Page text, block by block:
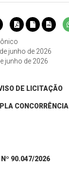
junho de 2026
junho de 2026
DE LICITAÇÃO
CONCORRÊNCIA
90.047/2026